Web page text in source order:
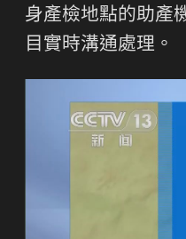
身產檢地點的助產
目實時溝通處理。